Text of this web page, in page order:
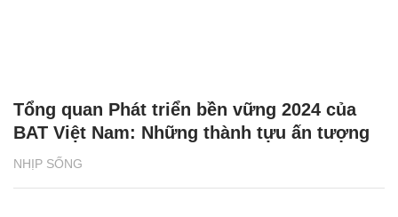
NHỊP SỐNG
Tổng quan Phát triển bền vững 2024 của
BAT Việt Nam: Những thành tựu ấn tượng